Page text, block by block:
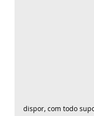
dispor, com todo